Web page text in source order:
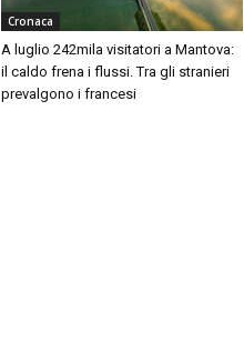
Cronaca
A luglio 242mila visitatori a Mantova:
il caldo frena i flussi. Tra gli stranieri
prevalgono i francesi